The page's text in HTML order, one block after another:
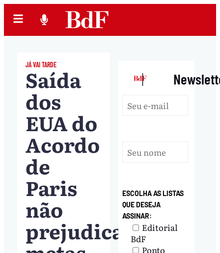
JÁ VAI TARDE
Saída
dos
EUA do
Acordo
de
Paris
não
prejudica
|
ESCOLHA AS LISTAS
QUE DESEJA
ASSINAR:
Editorial
BdF
Ponto